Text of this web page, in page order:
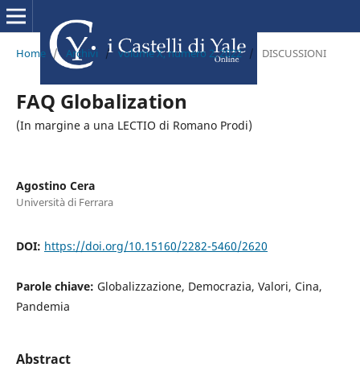
Home / Archivi / volume X, numero 2, 2022 / DISCUSSIONI
FAQ Globalization
(In margine a una LECTIO di Romano Prodi)
Agostino Cera
Università di Ferrara
DOI: https://doi.org/10.15160/2282-5460/2620
Parole chiave: Globalizzazione, Democrazia, Valori, Cina,
Pandemia
Abstract